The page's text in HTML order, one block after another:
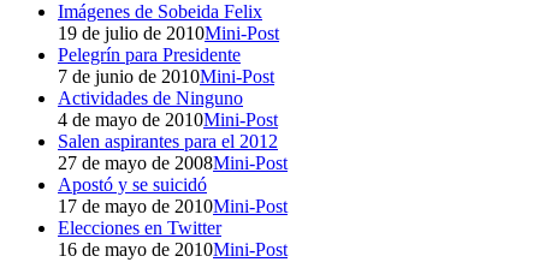
Imágenes de Sobeida Felix
19 de julio de 2010Mini-Post
Pelegrín para Presidente
7 de junio de 2010Mini-Post
Actividades de Ninguno
4 de mayo de 2010Mini-Post
Salen aspirantes para el 2012
27 de mayo de 2008Mini-Post
Apostó y se suicidó
17 de mayo de 2010Mini-Post
Elecciones en Twitter
16 de mayo de 2010Mini-Post